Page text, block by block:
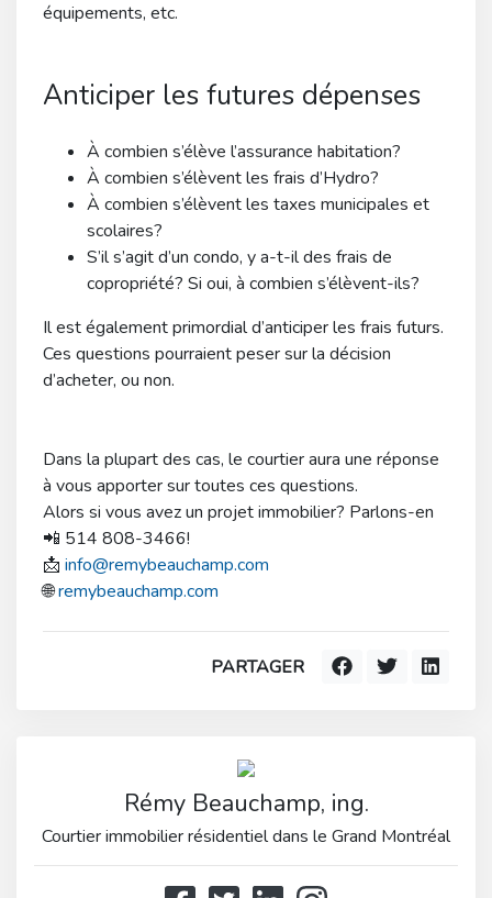
équipements, etc.
Anticiper les futures dépenses
À combien s’élève l’assurance habitation?
À combien s’élèvent les frais d’Hydro?
À combien s’élèvent les taxes municipales et
scolaires?
S’il s’agit d’un condo, y a-t-il des frais de
copropriété? Si oui, à combien s’élèvent-ils?
Il est également primordiald’anticiper les frais futurs.
Ces questions pourraient peser sur la décision
d’acheter, ou non.
Dans la plupart des cas, le courtier aura une réponse
à vous apporter sur toutes ces questions.
Alors si vous avez un projet immobilier? Parlons-en
📲 514 808-3466!
📩 info@remybeauchamp.com
🌐remybeauchamp.com
PARTAGER
Rémy Beauchamp, ing.
Courtier immobilier résidentiel dans le Grand Montréal